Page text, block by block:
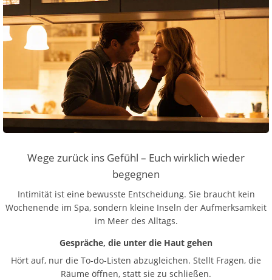
Wege zurück ins Gefühl – Euch wirklich wieder
begegnen
Intimität ist eine bewusste Entscheidung. Sie braucht kein
Wochenende im Spa, sondern kleine Inseln der Aufmerksamkeit
im Meer des Alltags.
Gespräche, die unter die Haut gehen
Hört auf, nur die To-do-Listen abzugleichen. Stellt Fragen, die
Räume öffnen, statt sie zu schließen.